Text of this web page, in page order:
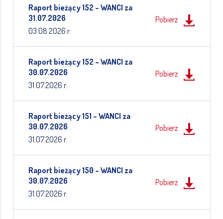
Raport bieżący 152 – WANCI za
31.07.2026
03.08.2026 r.
Pobierz
Raport bieżący 152 – WANCI za
30.07.2026
31.07.2026 r.
Pobierz
Raport bieżący 151 – WANCI za
30.07.2026
31.07.2026 r.
Pobierz
Raport bieżący 150 – WANCI za
30.07.2026
31.07.2026 r.
Pobierz